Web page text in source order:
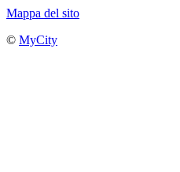
Mappa del sito
© MyCity